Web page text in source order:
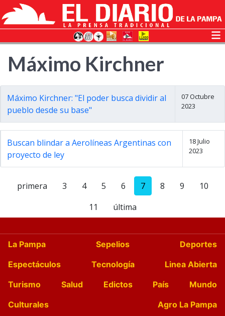
Máximo Kirchner
Máximo Kirchner: "El poder busca dividir al
pueblo desde su base"
07 Octubre
2023
Buscan blindar a Aerolíneas Argentinas con
proyecto de ley
18 Julio
2023
primera 3 4 5 6 7 8 9
10
11
última
La Pampa Sepelios
Deportes
Espectáculos
Tecnología
Linea Abierta
Turismo
Salud Edictos País
Mundo
Culturales
Agro La Pampa